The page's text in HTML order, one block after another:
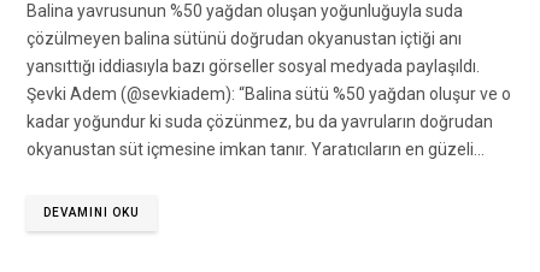
Balina yavrusunun %50 yağdan oluşan yoğunluğuyla suda
çözülmeyen balina sütünü doğrudan okyanustan içtiği anı
yansıttığı iddiasıyla bazı görseller sosyal medyada paylaşıldı.
Şevki Adem (@sevkiadem): “Balina sütü %50 yağdan oluşur ve o
kadar yoğundur ki suda çözünmez, bu da yavruların doğrudan
okyanustan süt içmesine imkan tanır. Yaratıcıların en güzeli…
DEVAMINI OKU